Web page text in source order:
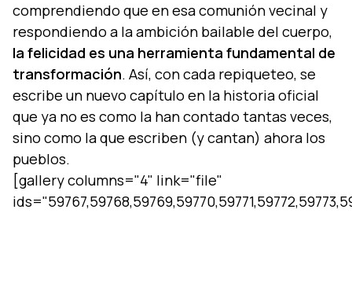
comprendiendo que en esa comunión vecinal y
respondiendo a la ambición bailable del cuerpo,
la felicidad es una herramienta fundamental de
transformación. Así­, con cada repiqueteo, se
escribe un nuevo capí­tulo en la historia oficial
que ya no es como la han contado tantas veces,
sino como la que escriben (y cantan) ahora los
pueblos.
[gallery columns="4" link="file"